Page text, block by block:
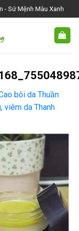
- Sứ Mệnh Màu Xanh
bôi da Thuần
viêm da Thanh